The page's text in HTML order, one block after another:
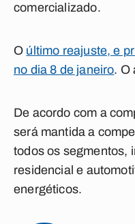
comercializado.
O último reajuste, e
no dia 8 de janeiro. O
De acordo com a
será mantida a
todos os segmentos,
residencial e
energéticos.